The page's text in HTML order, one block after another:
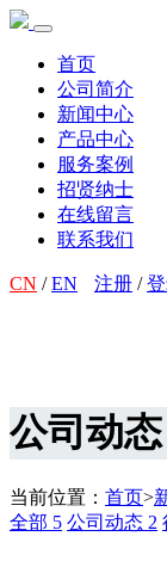
首页
公司简介
新闻中心
产品中心
服务案例
招贤纳士
在线留言
联系我们
CN /EN 注册 /
公司动态
当前位置： 首页>
全部 5 公司动态 2